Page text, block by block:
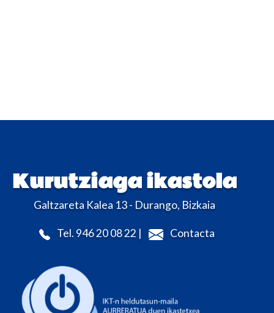
Kurutziaga ikastola
Galtzareta Kalea 13 - Durango, Bizkaia
Tel. 946 20 08 22 | Contacta